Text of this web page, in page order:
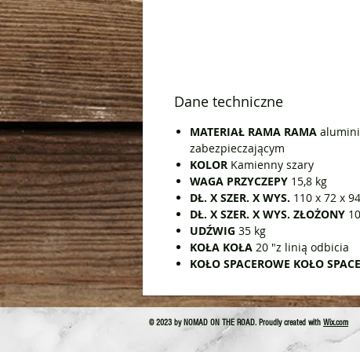
Dane techniczne
MATERIAŁ RAMA RAMA
zabezpieczającym
KOLOR Kamienny szary
WAGA PRZYCZEPY 15,8 kg
DŁ. X SZER. X WYS. 110 x 72 x
DŁ. X SZER. X WYS. ZŁOŻONY
UDŹWIG 35 kg
KOŁA KOŁA 20 "z linią odbicia
KOŁO SPACEROWE KOŁO
© 2023 by NOMAD ON THE ROAD. Proudly created with Wix.com